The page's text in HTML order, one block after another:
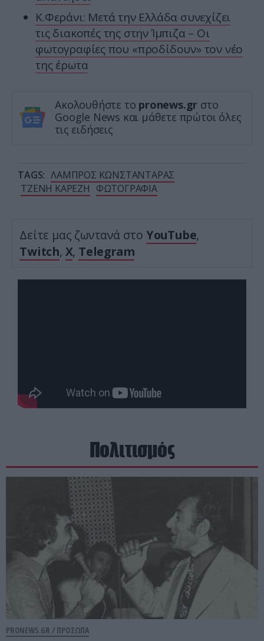
Κ.Φεράνι: Μετά την Ελλάδα συνεχίζει
τις διακοπές της στην Ίμπιζα – Οι
φωτογραφίες που «προδίδουν» τον νέο
της έρωτα
Ακολουθήστε το pronews.gr στο
Google News και μάθετε πρώτοι όλες
τις ειδήσεις
TAGS: ΛΑΜΠΡΟΣ ΚΩΝΣΤΑΝΤΑΡΑΣ
ΤΖΕΝΗ ΚΑΡΕΖΗ ΦΩΤΟΓΡΑΦΙΑ
Δείτε μας ζωντανά στο YouTube,
Twitch, X, Telegram
Πολιτισμός
PRONEWS.GR / ΠΡΟΣΩΠΑ